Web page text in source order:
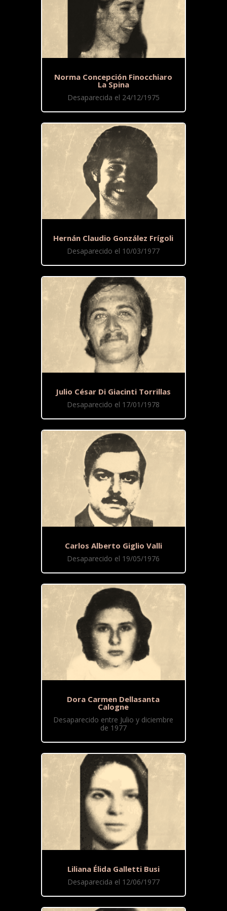
Norma Concepción Finocchiaro
La Spina
Desaparecida el 24/12/1975
Hernán Claudio González Frígoli
Desaparecido el 10/03/1977
Julio César Di Giacinti Torrillas
Desaparecido el 17/01/1978
Carlos Alberto Giglio Valli
Desaparecido el 19/05/1976
Dora Carmen Dellasanta
Calogne
Desaparecido entre Julio y diciembre
de 1977
Liliana Élida Galletti Busi
Desaparecida el 12/06/1977